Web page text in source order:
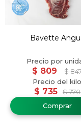
Bavette
$ 735 $ 770
$ 809 $